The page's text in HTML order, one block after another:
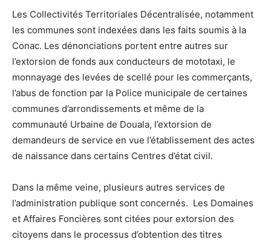
Les Collectivités Territoriales Décentralisée, notamment
les communes sont indexées dans les faits soumis à la
Conac. Les dénonciations portent entre autres sur
l’extorsion de fonds aux conducteurs de mototaxi, le
monnayage des levées de scellé pour les commerçants,
l’abus de fonction par la Police municipale de certaines
communes d’arrondissements et même de la
communauté Urbaine de Douala, l’extorsion de
demandeurs de service en vue l’établissement des actes
de naissance dans certains Centres d’état civil.
Dans la même veine, plusieurs autres services de
l’administration publique sont concernés. Les Domaines
et Affaires Foncières sont citées pour extorsion des
citoyens dans le processus d’obtention des titres